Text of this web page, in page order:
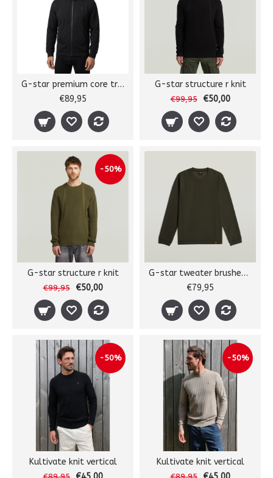
G-star premium core track jkt
€89,95
G-star structure r knit
€99,95 €50,00
-50%
G-star structure r knit
€99,95 €50,00
G-star tweater brushed r l/s
€79,95
-50%
Kultivate knit vertical
-50%
Kultivate knit vertical